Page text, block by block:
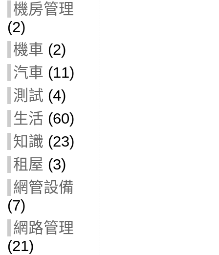
機房管理
(2)
機車 (2)
汽車 (11)
測試 (4)
生活 (60)
知識 (23)
租屋 (3)
網管設備
(7)
網路管理
(21)